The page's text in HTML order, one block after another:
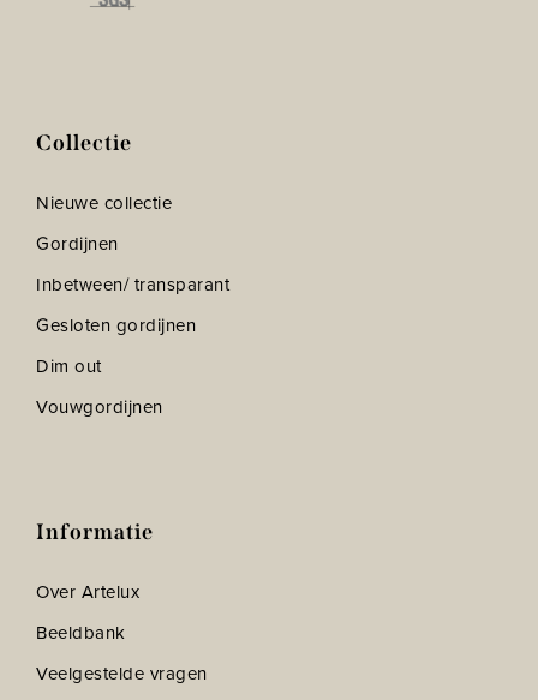
Collectie
Nieuwe collectie
Gordijnen
Inbetween/ transparant
Gesloten gordijnen
Dim out
Vouwgordijnen
Informatie
Over Artelux
Beeldbank
Veelgestelde vragen